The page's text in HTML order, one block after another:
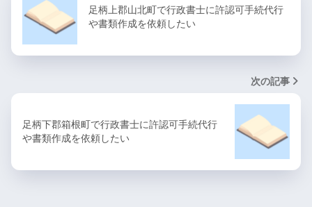
足柄上郡山北町で行政書士に許認可手続代行
や書類作成を依頼したい
次の記事
足柄下郡箱根町で行政書士に許認可手続代行
や書類作成を依頼したい